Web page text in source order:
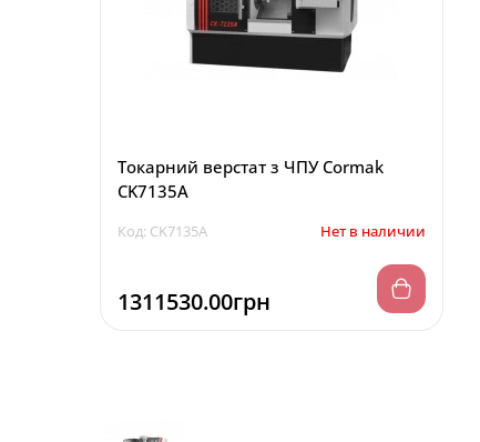
Токарний верстат з ЧПУ Cormak
CK7135A
Код: CK7135A Нет в наличии
1311530.00грн